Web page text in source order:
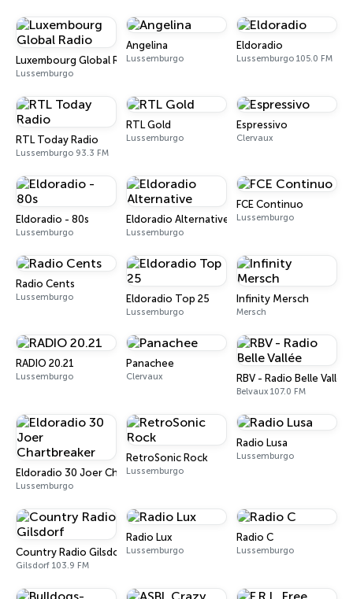
Luxembourg Global Radio
Lussemburgo
Angelina
Lussemburgo
Eldoradio
Lussemburgo 105.0 FM
RTL Today Radio
Lussemburgo 93.3 FM
RTL Gold
Lussemburgo
Espressivo
Clervaux
Eldoradio - 80s
Lussemburgo
Eldoradio Alternative
Lussemburgo
FCE Continuo
Lussemburgo
Radio Cents
Lussemburgo Eldoradio Top 25
Lussemburgo
Infinity Mersch
Mersch
RADIO 20.21
Lussemburgo
Panachee
Clervaux RBV - Radio Belle Vallée
Belvaux 107.0 FM
Eldoradio 30 Joer Chartbreaker
Lussemburgo
RetroSonic Rock
Lussemburgo
Radio Lusa
Lussemburgo
Country Radio Gilsdorf
Gilsdorf 103.9 FM
Radio Lux
Lussemburgo
Radio C
Lussemburgo